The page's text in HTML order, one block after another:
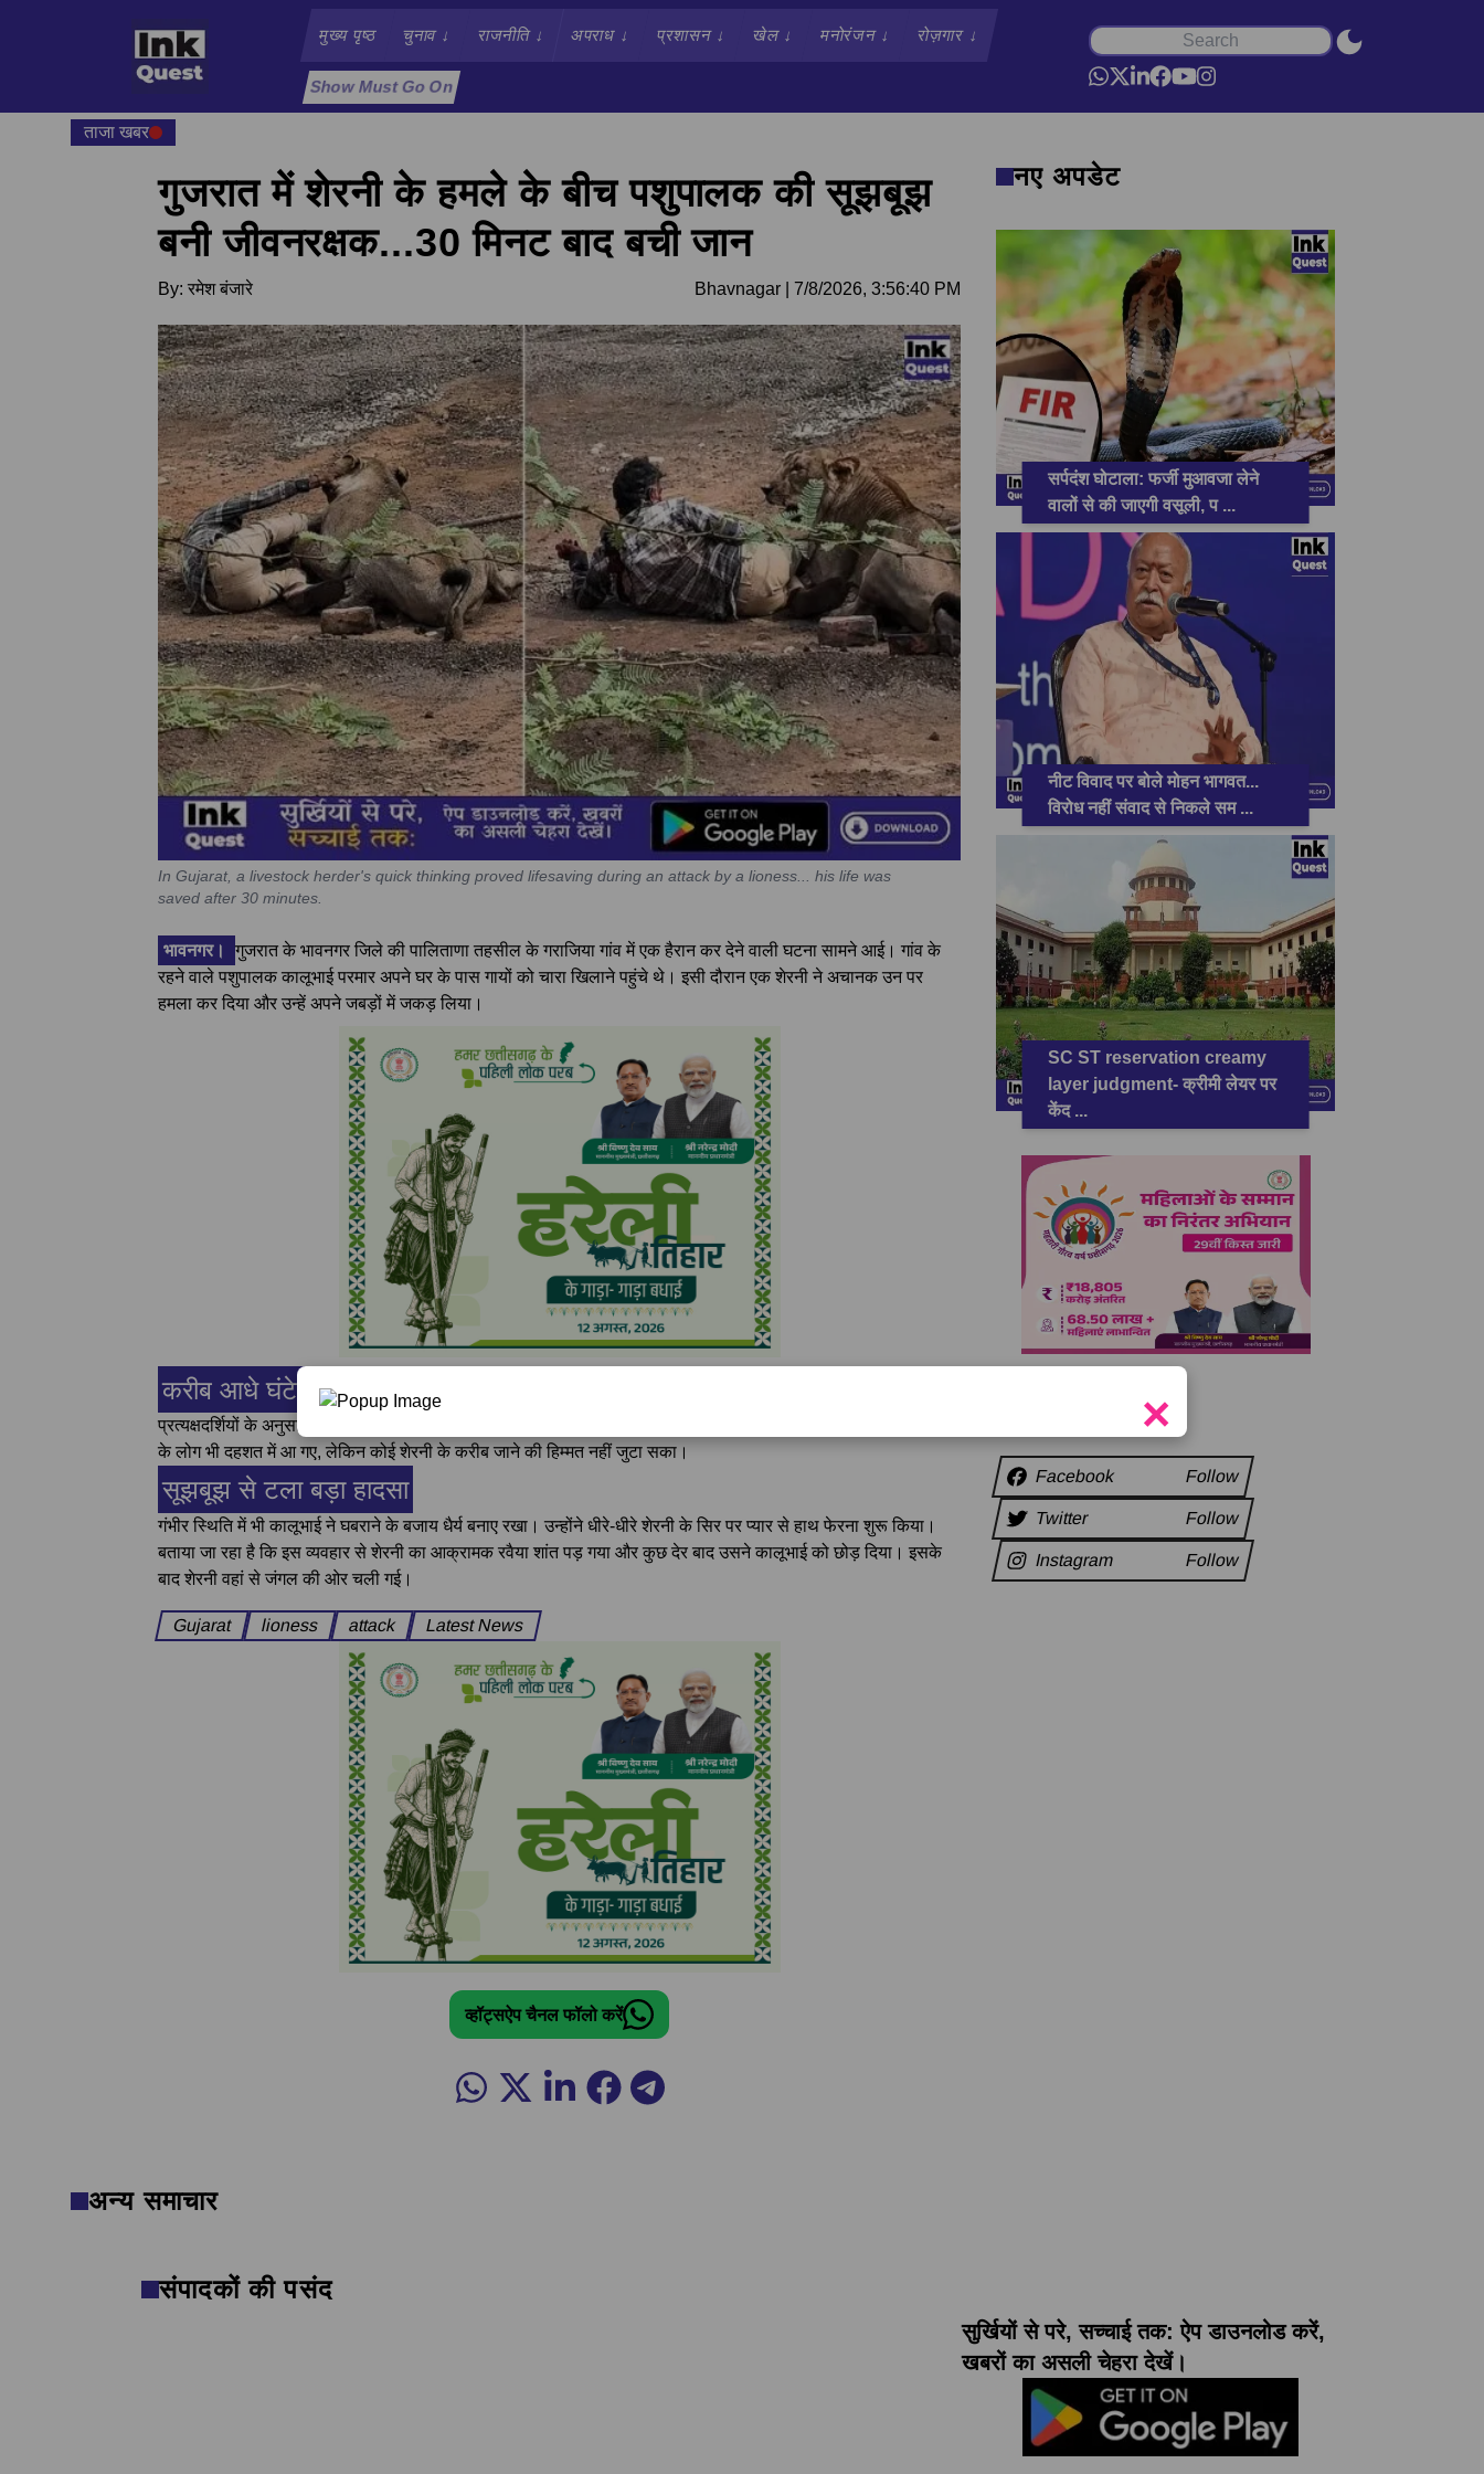
मुख्य पृष्ठ चुनाव↓ राजनीति↓ अपराध↓ प्रशासन↓ खेल↓ मनोरंजन↓ रोज़गार↓
Show Must Go On
ताजा खबर
×
गुजरात में शेरनी के हमले के बीच पशुपालक की सूझबूझ
बनी जीवनरक्षक...30 मिनट बाद बची जान
By: रमेश बंजारे Bhavnagar 7/8/2026, 3:56:40 PM
In Gujarat, a livestock herder's quick thinking proved lifesaving during an attack by a lioness... his life was
saved after 30 minutes.
भावनगर।
गुजरात के भावनगर जिले की पालिताणा तहसील के गराजिया गांव में एक हैरान कर देने वाली घटना सामने आई। गांव के
रहने वाले पशुपालक कालूभाई परमार अपने घर के पास गायों को चारा खिलाने पहुंचे थे। इसी दौरान एक शेरनी ने अचानक उन पर
हमला कर दिया और उन्हें अपने जबड़ों में जकड़ लिया।
करीब आधे घंटे तक चलता रहा संघर्ष
प्रत्यक्षदर्शियों के अनुसार, कालूभाई और शेरनी के बीच करीब 30 मिनट तक जान बचाने की जद्दोजहद चलती रही। इस दौरान आसपास
के लोग भी दहशत में आ गए, लेकिन कोई शेरनी के करीब जाने की हिम्मत नहीं जुटा सका।
सूझबूझ से टला बड़ा हादसा
गंभीर स्थिति में भी कालूभाई ने घबराने के बजाय धैर्य बनाए रखा। उन्होंने धीरे-धीरे शेरनी के सिर पर प्यार से हाथ फेरना शुरू किया।
बताया जा रहा है कि इस व्यवहार से शेरनी का आक्रामक रवैया शांत पड़ गया और कुछ देर बाद उसने कालूभाई को छोड़ दिया। इसके
बाद शेरनी वहां से जंगल की ओर चली गई।
Gujarat lioness attack Latest News
व्हॉट्सऐप चैनल फॉलो करें
नए अपडेट
सर्पदंश घोटाला: फर्जी मुआवजा लेने
वालों से की जाएगी वसूली, प...
नीट विवाद पर बोले मोहन भागवत...
विरोध नहीं संवाद से निकले सम...
SC ST reservation creamy
layer judgment- क्रीमी लेयर पर
केंद...
सामाजिक कड़ियाँ
Facebook Follow
Twitter Follow
Instagram Follow
अन्य समाचार
संपादकों की पसंद
सुर्खियों से परे, सच्चाई तक: ऐप डाउनलोड करें,
खबरों का असली चेहरा देखें।